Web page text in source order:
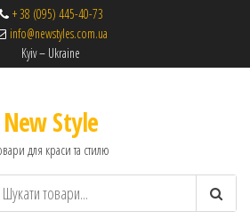
+ 38 (095) 445-40-73
info@newstyles.com.ua
Kyiv – Ukraine
New Style
для краси та стилю